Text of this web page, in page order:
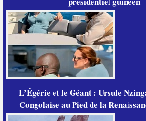
L’Égérie et le Géant : Ursule
Congolaise au Pied de la